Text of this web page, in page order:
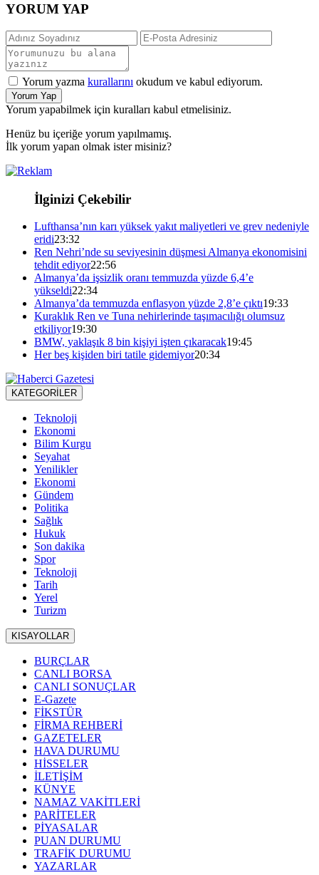
YORUM YAP
Yorum yazma kurallarını okudum ve kabul ediyorum.
Yorum Yap
Yorum yapabilmek için kuralları kabul etmelisiniz.
Henüz bu içeriğe yorum yapılmamış.
İlk yorum yapan olmak ister misiniz?
İlginizi Çekebilir
Lufthansa’nın karı yüksek yakıt maliyetleri ve grev nedeniyle
eridi23:32
Ren Nehri’nde su seviyesinin düşmesi Almanya ekonomisini
tehdit ediyor22:56
Almanya’da işsizlik oranı temmuzda yüzde 6,4’e
yükseldi22:34
Almanya’da temmuzda enflasyon yüzde 2,8’e çıktı19:33
Kuraklık Ren ve Tuna nehirlerinde taşımacılığı olumsuz
etkiliyor19:30
BMW, yaklaşık 8 bin kişiyi işten çıkaracak19:45
Her beş kişiden biri tatile gidemiyor20:34
KATEGORİLER
Teknoloji
Ekonomi
Bilim Kurgu
Seyahat
Yenilikler
Ekonomi
Gündem
Politika
Sağlık
Hukuk
Son dakika
Spor
Teknoloji
Tarih
Yerel
Turizm
KISAYOLLAR
BURÇLAR
CANLI BORSA
CANLI SONUÇLAR
E-Gazete
FİKSTÜR
FİRMA REHBERİ
GAZETELER
HAVA DURUMU
HİSSELER
İLETİŞİM
KÜNYE
NAMAZ VAKİTLERİ
PARİTELER
PİYASALAR
PUAN DURUMU
TRAFİK DURUMU
YAZARLAR